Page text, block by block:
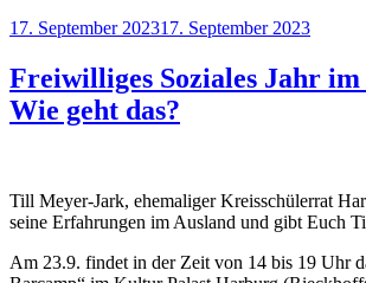
Veröffentlicht
17. September 202317. September 2023
Freiwilliges Soziales Jahr im
Wie geht das?
Till Meyer-Jark, ehemaliger Kreisschülerrat
seine Erfahrungen im Ausland und gibt Euch
Am 23.9. findet in der Zeit von 14 bis 19 Uhr